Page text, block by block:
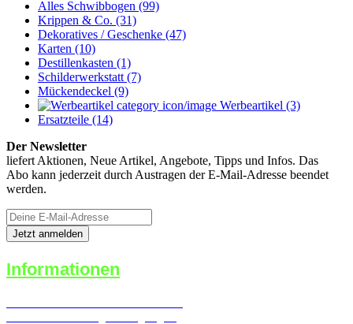
Alles Schwibbogen (99)
Krippen & Co. (31)
Dekoratives / Geschenke (47)
Karten (10)
Destillenkasten (1)
Schilderwerkstatt (7)
Mückendeckel (9)
Werbeartikel (3)
Ersatzteile (14)
Der Newsletter
liefert Aktionen, Neue Artikel, Angebote, Tipps und Infos. Das
Abo kann jederzeit durch Austragen der E-Mail-Adresse beendet
werden.
Informationen